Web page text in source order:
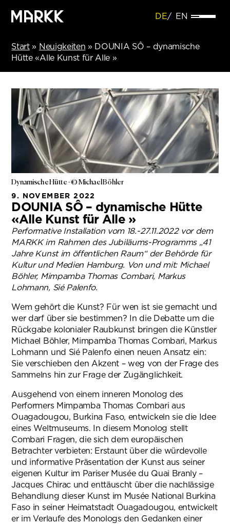
DE EN
Start» Neuigkeiten » DOUNIA SÔ – dynamische
Hütte «Alle Kunst für Alle »
9. NOVEMBER 2022
DOUNIA SÔ – dynamische Hütte
«Alle Kunst für Alle »
Performative Installation vom 18.-27.11.2022 vor dem
MARKK im Rahmen des Jubiläums-Programms „41
Jahre Kunst im öffentlichen Raum“ der Behörde für
Kultur und Medien Hamburg. Von und mit: Michael
Böhler, Mimpamba Thomas Combari, Markus
Lohmann, Sié Palenfo.
Wem gehört die Kunst? Für wen ist sie gemacht und
wer darf über sie bestimmen? In die Debatte um die
Rückgabe kolonialer Raubkunst bringen die Künstler
Michael Böhler, Mimpamba Thomas Combari, Markus
Lohmann und Sié Palenfo einen neuen Ansatz ein:
Sie verschieben den Akzent – weg von der Frage des
Sammelns hin zur Frage der Zugänglichkeit.
Ausgehend von einem inneren Monolog des
Performers Mimpamba Thomas Combari aus
Ouagadougou, Burkina Faso, entwickeln sie die Idee
eines Weltmuseums. In diesem Monolog stellt
Combari Fragen, die sich dem europäischen
Betrachter verbieten: Erstaunt über die würdevolle
und informative Präsentation der Kunst aus seiner
eigenen Kultur im Pariser Musée du Quai Branly –
Jacques Chirac und enttäuscht über die nachlässige
Behandlung dieser Kunst im Musée National Burkina
Faso in seiner Heimatstadt Ouagadougou, entwickelt
er im Verlaufe des Monologs den Gedanken einer
Dynamische Hütte - © Michael Böhler